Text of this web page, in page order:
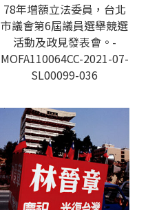
78年增額立法委員，台北
市議會第6屆議員選舉競選
活動及政見發表會。-
MOFA110064CC-2021-07-
SL00099-036